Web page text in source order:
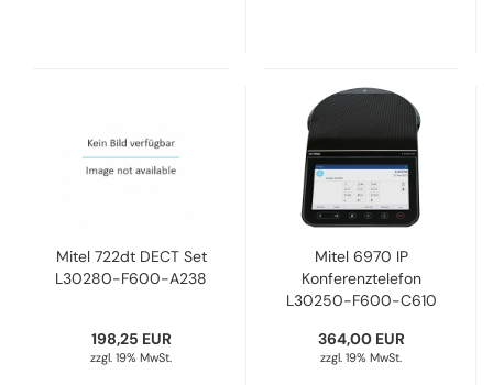
Mitel 722dt DECT Set
L30280-F600-A238
198,25 EUR
zzgl. 19% MwSt.
Mitel 6970 IP
Konferenztelefon
L30250-F600-C610
364,00 EUR
zzgl. 19% MwSt.